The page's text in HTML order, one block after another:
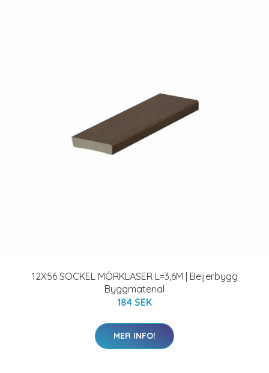
12X56 SOCKEL MÖRKLASER L=3,6M | Beijerbygg
Byggmaterial
184 SEK
MER INFO!